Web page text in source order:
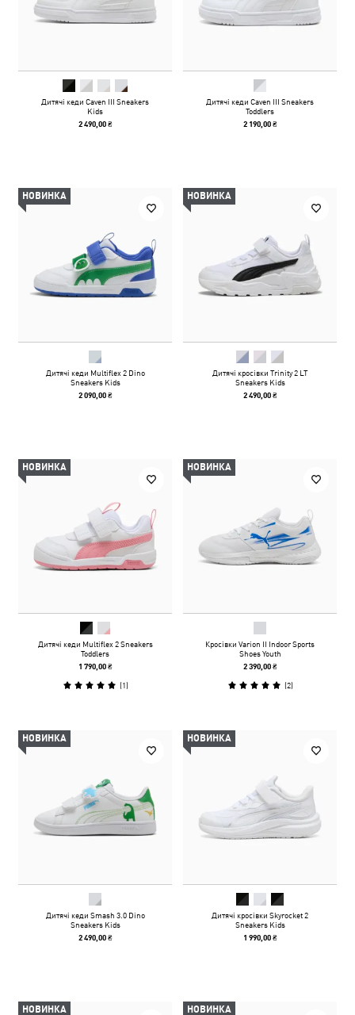
Дитячі кеди Caven III Sneakers
Kids
2 490,00 ₴
Дитячі кеди Caven III Sneakers
Toddlers
2 190,00 ₴
НОВИНКА
Дитячі кеди Multiflex 2 Dino
Sneakers Kids
2 090,00 ₴
НОВИНКА
Дитячі кросівки Trinity 2 LT
Sneakers Kids
2 490,00 ₴
НОВИНКА
Дитячі кеди Multiflex 2 Sneakers
Toddlers
1 790,00 ₴
(1)
НОВИНКА
Кросівки Varion II Indoor Sports
Shoes Youth
2 390,00 ₴
(2)
НОВИНКА
Дитячі кеди Smash 3.0 Dino
Sneakers Kids
2 490,00 ₴
НОВИНКА
Дитячі кросівки Skyrocket 2
Sneakers Kids
1 990,00 ₴
НОВИНКА НОВИНКА